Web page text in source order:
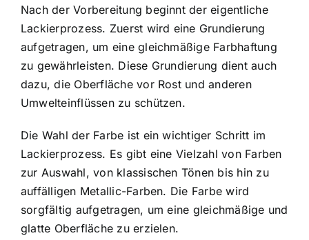
Nach der Vorbereitung beginnt der eigentliche
Lackierprozess. Zuerst wird eine Grundierung
aufgetragen, um eine gleichmäßige Farbhaftung
zu gewährleisten. Diese Grundierung dient auch
dazu, die Oberfläche vor Rost und anderen
Umwelteinflüssen zu schützen.
Die Wahl der Farbe ist ein wichtiger Schritt im
Lackierprozess. Es gibt eine Vielzahl von Farben
zur Auswahl, von klassischen Tönen bis hin zu
auffälligen Metallic-Farben. Die Farbe wird
sorgfältig aufgetragen, um eine gleichmäßige und
glatte Oberfläche zu erzielen.